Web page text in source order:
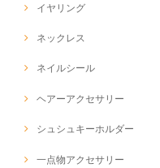
イヤリング
ネックレス
ネイルシール
ヘアーアクセサリー
シュシュキーホルダー
一点物アクセサリー